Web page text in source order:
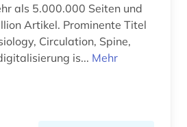
als 5.000.000 Seiten und
Artikel. Prominente Titel
Circulation, Spine,
is... Mehr